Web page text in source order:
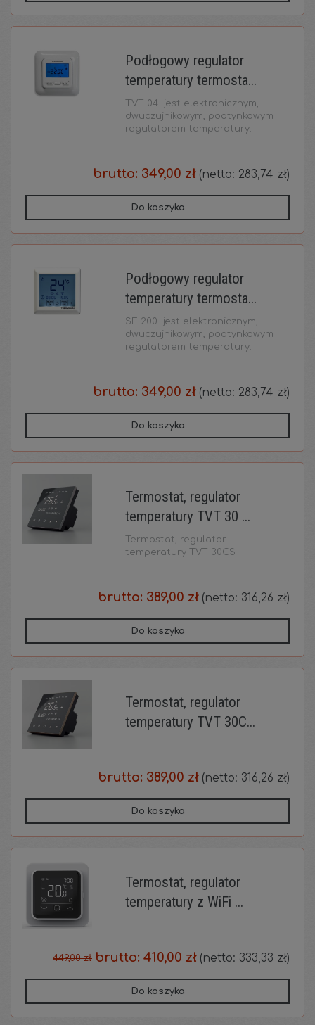
Podłogowy regulator
temperatury termosta...
TVT 04 jest elektronicznym,
dwuczujnikowym, podtynkowym
regulatorem temperatury.
brutto: 349,00 zł (netto: 283,74 zł)
Do koszyka
Podłogowy regulator
temperatury termosta...
SE 200 jest elektronicznym,
dwuczujnikowym, podtynkowym
regulatorem temperatury.
brutto: 349,00 zł (netto: 283,74 zł)
Do koszyka
Termostat, regulator
temperatury TVT 30 ...
Termostat, regulator
temperatury TVT 30CS
brutto: 389,00 zł (netto: 316,26 zł)
Do koszyka
Termostat, regulator
temperatury TVT 30C...
brutto: 389,00 zł (netto: 316,26 zł)
Do koszyka
Termostat, regulator
temperatury z WiFi ...
449,00 zł brutto: 410,00 zł (netto: 333,33 zł)
Do koszyka